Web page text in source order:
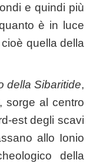
e quindi più
è in luce
quella della
della Sibaritide,
sorge al centro
est degli scavi
allo Ionio
della